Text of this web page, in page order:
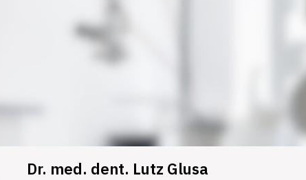
Dr. med. dent. Lutz Glusa